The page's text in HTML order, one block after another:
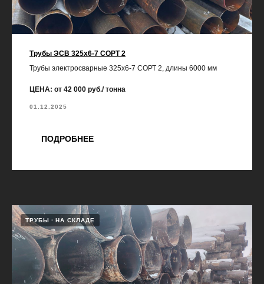
Трубы ЭСВ 325х6-7 СОРТ 2
Трубы электросварные 325х6-7 СОРТ 2, длины 6000 мм
ЦЕНА: от 42 000 руб./ тонна
01.12.2025
ПОДРОБНЕЕ
ТРУБЫ НА СКЛАДЕ